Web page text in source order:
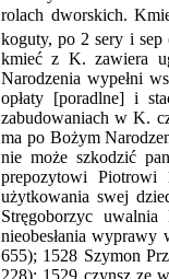
rolach dworskich.
koguty, po 2 sery i
kmieć z K. zawiera
Narodzenia wypełni
opłaty [poradlne] i
zabudowaniach w K.
ma po Bożym
nie może szkodzić
prepozytowi Piotrowi
użytkowania swej
Stręgoborzyc
nieobesłania
655); 1528 Szymon
228); 1529 czynsz ze